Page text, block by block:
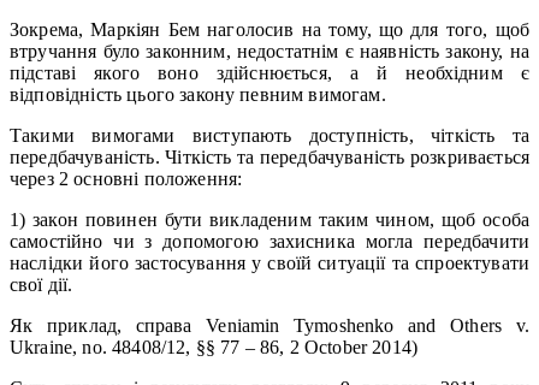
Зокрема, Маркіян Бем наголосив на тому, що для того, щоб
втручання було законним, недостатнім є наявність закону, на
підставі якого воно здійснюється, а й необхідним є
відповідність цього закону певним вимогам.
Такими вимогами виступають доступність, чіткість та
передбачуваність. Чіткість та передбачуваність розкривається
через 2 основні положення:
1) закон повинен бути викладеним таким чином, щоб особа
самостійно чи з допомогою захисника могла передбачити
наслідки його застосування у своїй ситуації та спроектувати
свої дії.
Як приклад, справа Veniamin Tymoshenko and Others v.
Ukraine, no. 48408/12, §§ 77 – 86, 2 October 2014)